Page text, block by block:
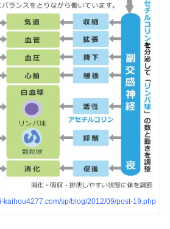
kaihou4277.com/sp/blog/2012/09/post-19.php